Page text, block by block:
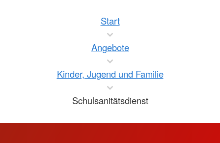
Start
Angebote
Kinder, Jugend und Familie
Schulsanitätsdienst